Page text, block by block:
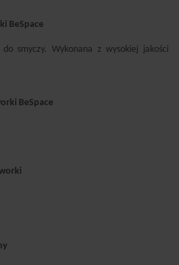
BeSpace
smyczy. Wykonana z wysokiej jakości
BeSpace